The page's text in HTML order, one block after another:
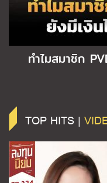
ทำไมสมาชิก
TOP HITS |